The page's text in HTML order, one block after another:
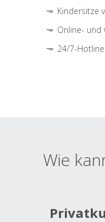
Kindersitze
Online- und
24/7-Hotline
Wie